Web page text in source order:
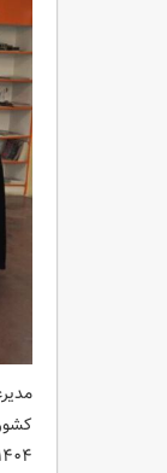
۱۴۰۴، در مراکز کانون سراسر کشور